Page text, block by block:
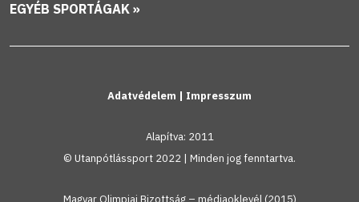
EGYÉB SPORTÁGAK »
Adatvédelem | Impresszum
Alapítva: 2011
© Utanpótlássport 2022 | Minden jog fenntartva.